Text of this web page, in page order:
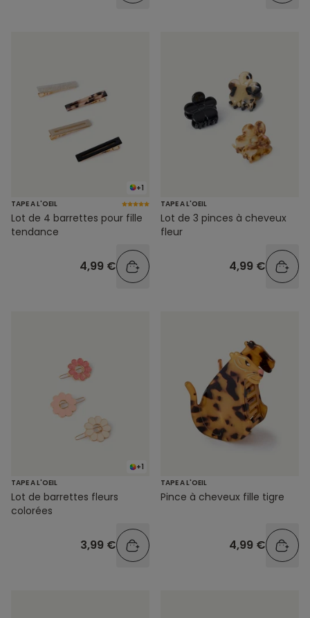
+1
TAPE A L'OEIL
Lot de 4 barrettes pour fille
tendance
4,99 €
TAPE A L'OEIL
Lot de 3 pinces à cheveux
fleur
4,99 €
+1
TAPE A L'OEIL
Lot de barrettes fleurs
colorées
3,99 €
TAPE A L'OEIL
Pince à cheveux fille tigre
4,99 €